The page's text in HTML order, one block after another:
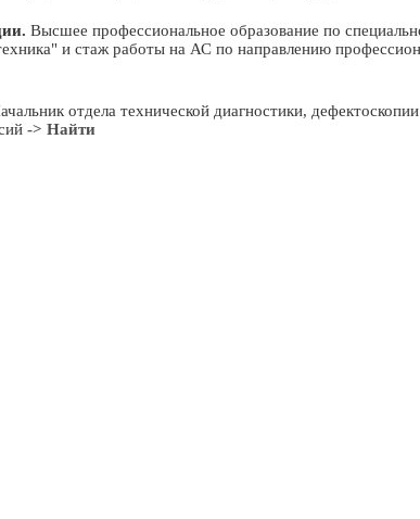
Высшее профессиональное образование по
и стаж работы на АС по направлению
отдела технической диагностики,
-> Найти